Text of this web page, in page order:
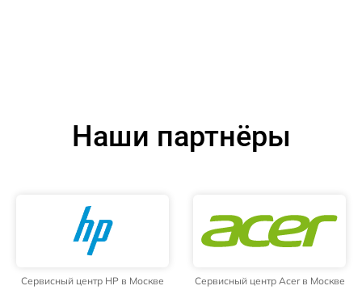
Наши партнёры
Сервисный центр HP в Москве Сервисный центр Acer в Москве